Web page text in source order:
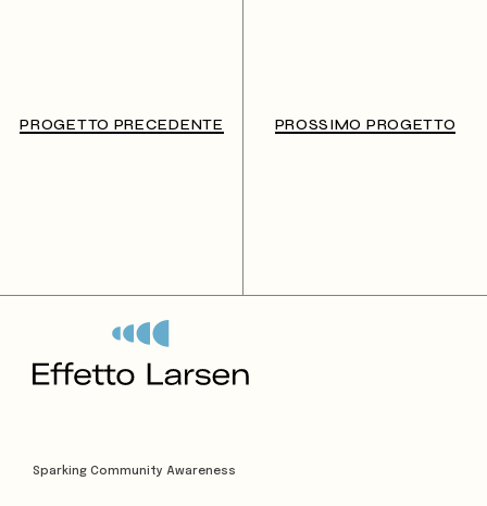
PROGETTO PRECEDENTE PROSSIMO PROGETTO
Sparking Community Awareness